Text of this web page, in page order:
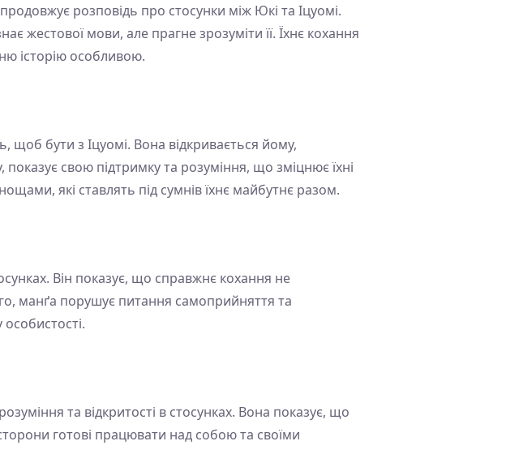
розповідь про стосунки між Юкі та Іцуомі.
жестової мови, але прагне зрозуміти її. Їхнє кохання
історію особливою.
щоб бути з Іцуомі. Вона відкривається йому,
свою підтримку та розуміння, що зміцнює їхні
які ставлять під сумнів їхнє майбутнє разом.
Він показує, що справжнє кохання не
манґа порушує питання самоприйняття та
та відкритості в стосунках. Вона показує, що
готові працювати над собою та своїми